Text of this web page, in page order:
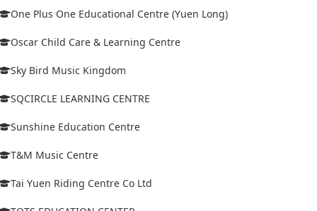
One Plus One Educational Centre (Yuen Long)
Oscar Child Care & Learning Centre
Sky Bird Music Kingdom
SQCIRCLE LEARNING CENTRE
Sunshine Education Centre
T&M Music Centre
Tai Yuen Riding Centre Co Ltd